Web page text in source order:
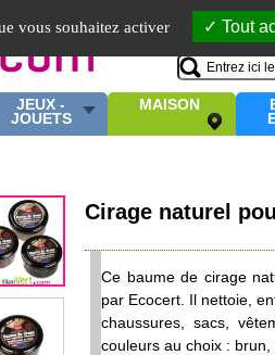
vous souhaitez activer Tout
JEUX -
JOUETS
MAISON
Cirage naturel
Ce baume de cirage
par Ecocert. Il nettoie,
chaussures, sacs,
couleurs au choix : brun,